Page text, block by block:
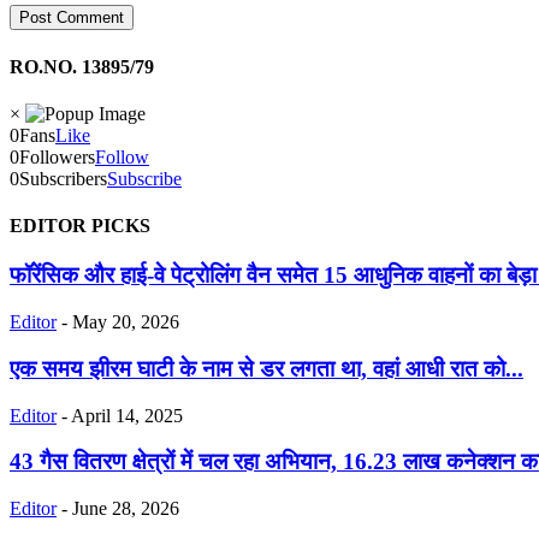
RO.NO. 13895/79
×
0FansLike
0FollowersFollow
0SubscribersSubscribe
EDITOR PICKS
​फॉरेंसिक और हाई-वे पेट्रोलिंग वैन समेत 15 आधुनिक वाहनों का बेड़ा
Editor - May 20, 2026
एक समय झीरम घाटी के नाम से डर लगता था, वहां आधी रात को...
Editor - April 14, 2025
43 गैस वितरण क्षेत्रों में चल रहा अभियान, 16.23 लाख कनेक्शन
Editor - June 28, 2026